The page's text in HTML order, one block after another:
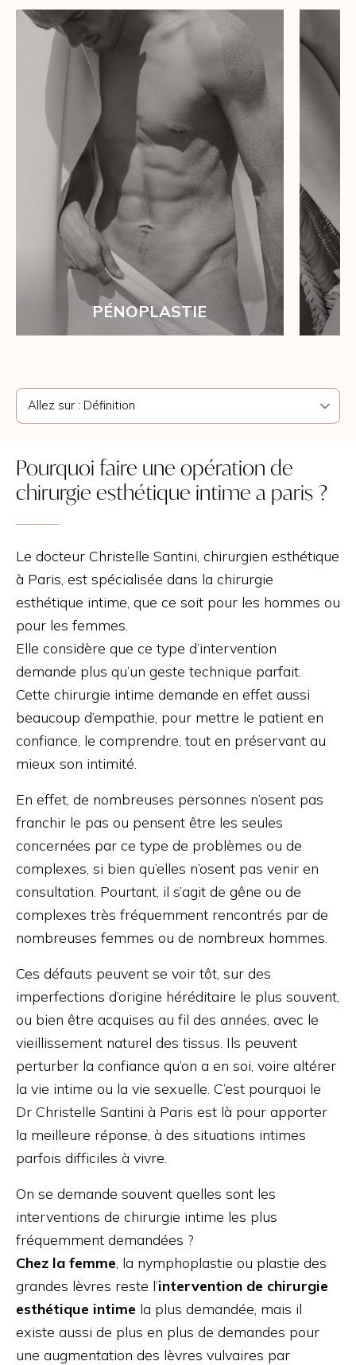
PÉNOPLASTIE
Pourquoi faire une opération de
chirurgie esthétique intime a paris ?
Le docteur Christelle Santini, chirurgien esthétique
à Paris, est spécialisée dans la chirurgie
esthétique intime, que ce soit pour les hommes ou
pour les femmes.
Elle considère que ce type d’intervention
demande plus qu’un geste technique parfait.
Cette chirurgie intime demande en effet aussi
beaucoup d’empathie, pour mettre le patient en
confiance, le comprendre, tout en préservant au
mieux son intimité.
En effet, de nombreuses personnes n’osent pas
franchir le pas ou pensent être les seules
concernées par ce type de problèmes ou de
complexes, si bien qu’elles n’osent pas venir en
consultation. Pourtant, il s’agit de gêne ou de
complexes très fréquemment rencontrés par de
nombreuses femmes ou de nombreux hommes.
Ces défauts peuvent se voir tôt, sur des
imperfections d’origine héréditaire le plus souvent,
ou bien être acquises au fil des années, avec le
vieillissement naturel des tissus. Ils peuvent
perturber la confiance qu’on a en soi, voire altérer
la vie intime ou la vie sexuelle. C’est pourquoi le
Dr Christelle Santini à Paris est là pour apporter
la meilleure réponse, à des situations intimes
parfois difficiles à vivre.
On se demande souvent quelles sont les
interventions de chirurgie intime les plus
fréquemment demandées ?
Chez la femme, la nymphoplastie ou plastie des
grandes lèvres reste l’intervention de chirurgie
esthétique intime la plus demandée, mais il
existe aussi de plus en plus de demandes pour
une augmentation des lèvres vulvaires par